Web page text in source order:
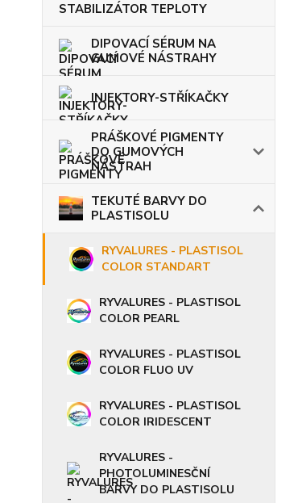
STABILIZÁTOR TEPLOTY
DIPOVACÍ SÉRUM NA
GUMOVÉ NÁSTRAHY
INJEKTORY-STŘÍKAČKY
PRÁŠKOVÉ PIGMENTY
DO GUMOVÝCH
NÁSTRAH
TEKUTÉ BARVY DO
PLASTISOLU
RYVALURES - PLASTISOL
COLOR STANDART
RYVALURES - PLASTISOL
COLOR PEARL
RYVALURES - PLASTISOL
COLOR FLUO UV
RYVALURES - PLASTISOL
COLOR IRIDESCENT
RYVALURES -
PHOTOLUMINESČNÍ
BARVY DO PLASTISOLU